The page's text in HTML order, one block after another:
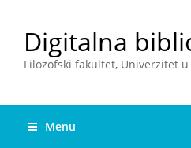
Digitalna
Filozofski fakultet, Univerzitet u
Menu